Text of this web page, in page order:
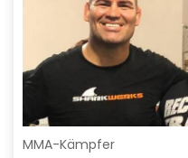
MMA-Kämpfer